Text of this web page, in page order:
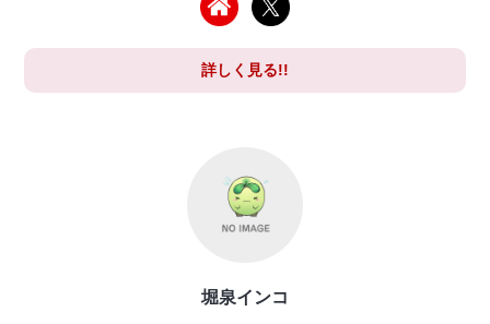
詳しく見る!!
堀泉インコ